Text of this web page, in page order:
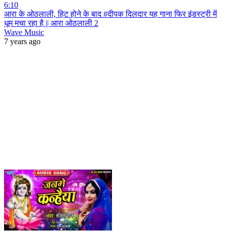
6:10
आरा के ओठलाली, हिट होने के बाद #दीपक दिलदार यह गाना फिर इंडस्ट्री में
धूम मचा रहा है || आरा ओठलाली 2
Wave Music
7 years ago